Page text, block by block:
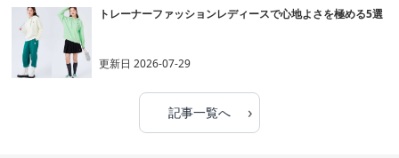
トレーナーファッションレディースで心地よさを極める5選
更新日2026-07-29
記事一覧へ ›